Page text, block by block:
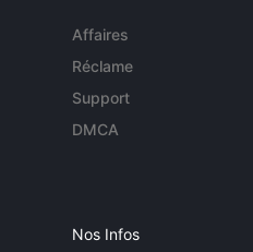
Affaires
Réclame
Support
DMCA
Nos Infos